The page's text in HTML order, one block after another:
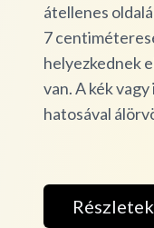
átellenes
7
helyezkednek
van. A kék
hatosával
Részletek